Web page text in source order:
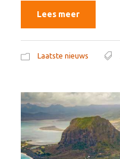
Lees meer
Laatste nieuws